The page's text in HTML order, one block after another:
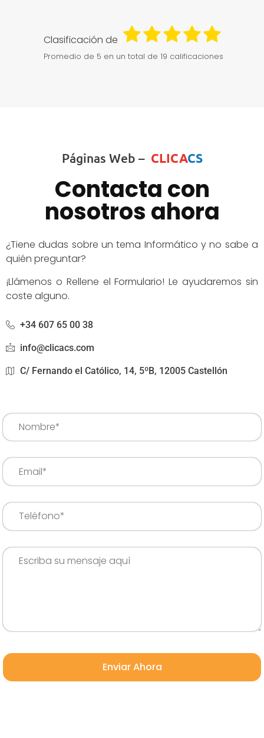
Clasificación de
Promedio de 5 en un total de 19 calificaciones
Páginas Web – CLICACS
Contacta con
nosotros ahora
¿Tiene dudas sobre un tema Informático y no sabe a
quién preguntar?
¡Llámenos o Rellene el Formulario! Le ayudaremos sin
coste alguno.
+34 607 65 00 38
info@clicacs.com
C/ Fernando el Católico, 14, 5ºB, 12005 Castellón